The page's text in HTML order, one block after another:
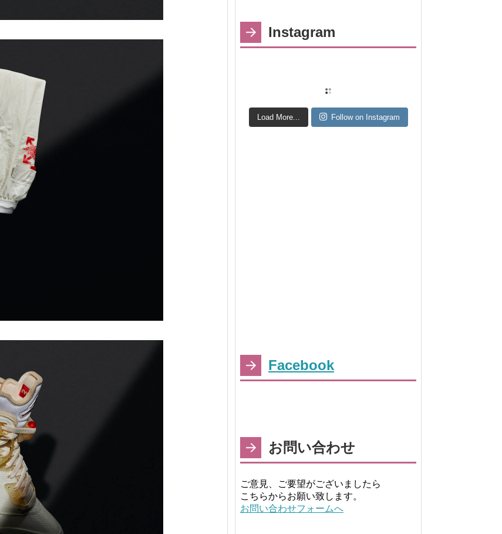
Instagram
Load More... Follow on Instagram
Facebook
お問い合わせ
ご意見、ご要望がございましたら
こちらからお願い致します。
お問い合わせフォームへ